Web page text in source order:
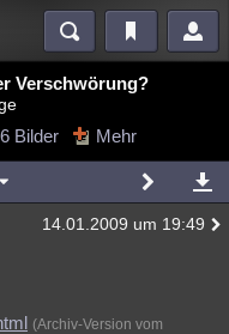
Videos
Mystery Kriminalfälle
Verschwörung?
Bilder Mehr
14.01.2009 um 19:49
(Archiv-Version vom